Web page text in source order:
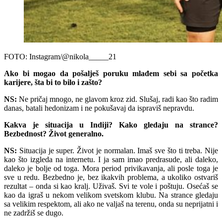
FOTO: Instagram/@nikola_____21
Ako bi mogao da pošalješ poruku mlađem sebi sa početka
karijere, šta bi to bilo i zašto?
NS: Ne pričaj mnogo, ne glavom kroz zid. Slušaj, radi kao što radim
danas, batali hedonizam i ne pokušavaj da ispraviš nepravdu.
Kakva je situacija u Indiji? Kako gledaju na strance?
Bezbednost? Život generalno.
NS: Situacija je super. Život je normalan. Imaš sve što ti treba. Nije
kao što izgleda na internetu. I ja sam imao predrasude, ali daleko,
daleko je bolje od toga. Mora period privikavanja, ali posle toga je
sve u redu. Bezbedno je, bez ikakvih problema, a ukoliko ostvariš
rezultat – onda si kao kralj. Uživaš. Svi te vole i poštuju. Osećaš se
kao da igraš u nekom velikom svetskom klubu. Na strance gledaju
sa velikim respektom, ali ako ne valjaš na terenu, onda su neprijatni i
ne zadržiš se dugo.